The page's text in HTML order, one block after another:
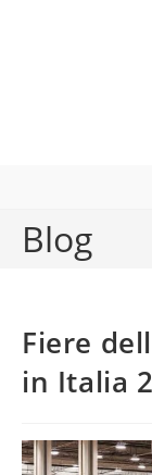
Blog
Fiere
in Italia